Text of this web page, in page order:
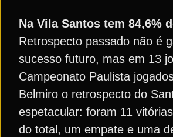
Na Vila Santos tem 84,6%
Retrospecto passado não é
sucesso futuro, mas em 13
Campeonato Paulista
Belmiro o retrospecto do
espetacular: foram 11
do total, um empate e uma